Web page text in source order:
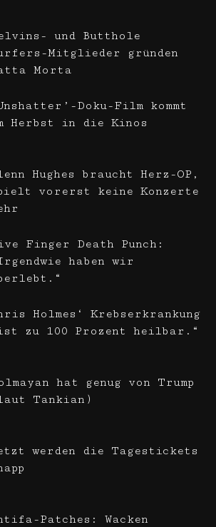
und Butthole
Mitglieder gründen
Morta
Doku-Film kommt
Herbst in die Kinos
Hughes braucht Herz-OP,
vorerst keine Konzerte
Finger Death Punch:
haben wir
Holmes‘ Krebserkrankung
zu 100 Prozent heilbar.“
hat genug von Trump
Tankian)
werden die Tagestickets
Patches: Wacken